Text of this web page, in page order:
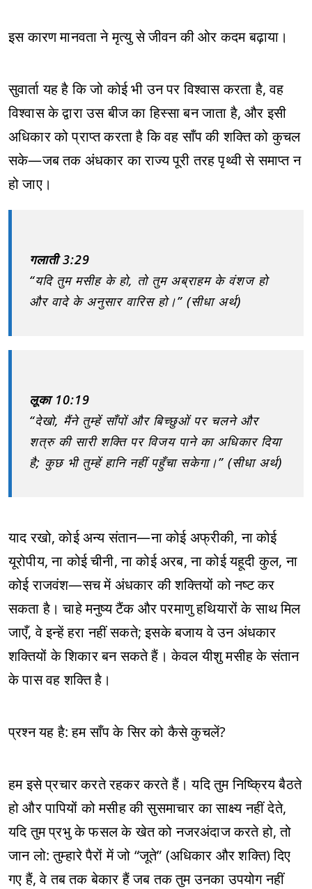
इस कारण मानवता ने मृत्यु से जीवन की ओर कदम बढ़ाया।
सुवार्ता यह है कि जो कोई भी उन पर विश्वास करता है, वह
विश्वास के द्वारा उस बीज का हिस्सा बन जाता है, और इसी
अधिकार को प्राप्त करता है कि वह साँप की शक्ति को कुचल
सके—जब तक अंधकार का राज्य पूरी तरह पृथ्वी से समाप्त न
हो जाए।
गलाती 3:29
“यदि तुम मसीह के हो, तो तुम अब्राहम के वंशज हो
और वादे के अनुसार वारिस हो।” (सीधा अर्थ)
लूका 10:19
“देखो, मैंने तुम्हें साँपों और बिच्छुओं पर चलने और
शत्रु की सारी शक्ति पर विजय पाने का अधिकार दिया
है; कुछ भी तुम्हें हानि नहीं पहुँचा सकेगा।” (सीधा अर्थ)
याद रखो, कोई अन्य संतान—ना कोई अफ्रीकी, ना कोई
यूरोपीय, ना कोई चीनी, ना कोई अरब, ना कोई यहूदी कुल, ना
कोई राजवंश—सच में अंधकार की शक्तियों को नष्ट कर
सकता है। चाहे मनुष्य टैंक और परमाणु हथियारों के साथ मिल
जाएँ, वे इन्हें हरा नहीं सकते; इसके बजाय वे उन अंधकार
शक्तियों के शिकार बन सकते हैं। केवल यीशु मसीह के संतान
के पास वह शक्ति है।
प्रश्न यह है: हम साँप के सिर को कैसे कुचलें?
हम इसे प्रचार करते रहकर करते हैं। यदि तुम निष्क्रिय बैठते
हो और पापियों को मसीह की सुसमाचार का साक्ष्य नहीं देते,
यदि तुम प्रभु के फसल के खेत को नजरअंदाज करते हो, तो
जान लो: तुम्हारे पैरों में जो “जूते” (अधिकार और शक्ति) दिए
गए हैं, वे तब तक बेकार हैं जब तक तुम उनका उपयोग नहीं